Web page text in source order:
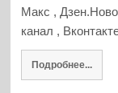
Макс ,
канал ,
Подробнее...